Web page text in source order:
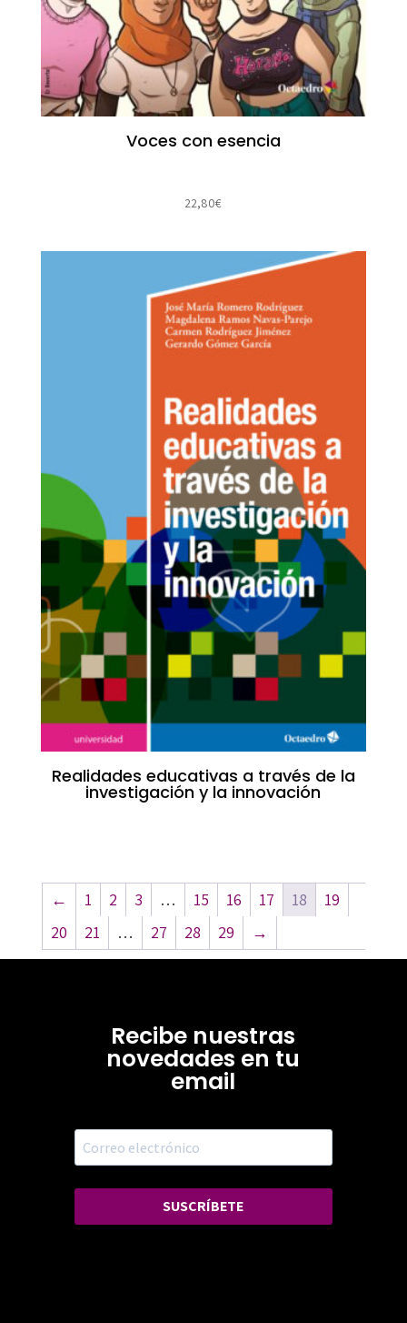
Voces con esencia
22,80€
Realidades educativas a través de la
investigación y la innovación
← 1 2 3 … 15 16 17 18
19
20
21 … 27 28 29 →
Recibe nuestras
novedades en tu
email
SUSCRÍBETE